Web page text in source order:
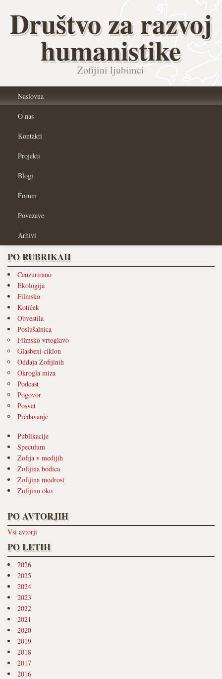
Društvo za razvoj
humanistike
Zofijini ljubimci
Naslovna
O nas
Kontakti
Projekti
Blogi
Forum
Povezave
Arhivi
PO RUBRIKAH
Cenzurirano
Ekologija
Filmsko
Kotiček
Obvestila
Poslušalnica
Filmsko vrtoglavo
Glasbeni ciklon
Oddaja Zofijinih
Okrogla miza
Podcast
Pogovor
Posvet
Predavanje
Publikacije
Speculum
Zofija v medijih
Zofijina bodica
Zofijina modrost
Zofijino oko
PO AVTORJIH
Vsi avtorji
PO LETIH
2026
2025
2024
2023
2022
2021
2020
2019
2018
2017
2016